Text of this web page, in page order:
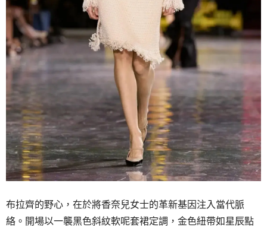
布拉齊的野心，在於將香奈兒女士的革新基因注入當代脈
絡。開場以一襲黑色斜紋軟呢套裙定調，金色紐帶如星辰點